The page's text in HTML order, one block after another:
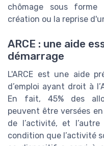
chômage sous
création ou la reprise
ARCE : une aide
démarrage
L'ARCE est une aide
d’emploi ayant droit à
En fait, 45% des
peuvent être versées
de l’activité, et
condition que l’activité